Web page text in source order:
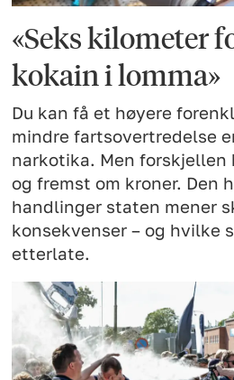
«Seks kilometer
kokain i lomma»
Du kan få et høyere
mindre fartsovertredelse
narkotika. Men forskjellen
og fremst om kroner. Den
handlinger staten mener
konsekvenser – og hvilke
etterlate.